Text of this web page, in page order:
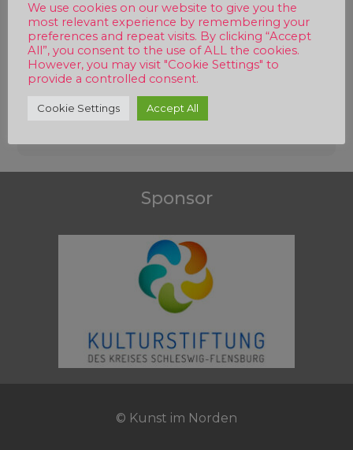
Beitragsnavigation
Sponsor
© Kunst im Norden
We use cookies on our website to give you the
most relevant experience by remembering your
preferences and repeat visits. By clicking “Accept
All”, you consent to the use of ALL the cookies.
However, you may visit "Cookie Settings" to
provide a controlled consent.
Cookie Settings Accept All